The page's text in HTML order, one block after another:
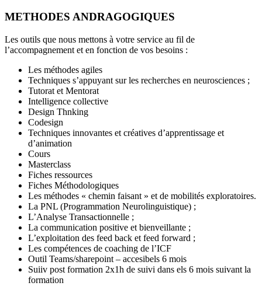
METHODES ANDRAGOGIQUES
Les outils que nous mettons à votre service au fil de
l’accompagnement et en fonction de vos besoins :
Les méthodes agiles
Techniques s’appuyant sur les recherches en neurosciences ;
Tutorat et Mentorat
Intelligence collective
Design Thnking
Codesign
Techniques innovantes et créatives d’apprentissage et
d’animation
Cours
Masterclass
Fiches ressources
Fiches Méthodologiques
Les méthodes « chemin faisant » et de mobilités exploratoires.
La PNL (Programmation Neurolinguistique) ;
L’Analyse Transactionnelle ;
La communication positive et bienveillante ;
L’exploitation des feed back et feed forward ;
Les compétences de coaching de l’ICF
Outil Teams/sharepoint – accesibels 6 mois
Suiiv post formation 2x1h de suivi dans els 6 mois suivant la
formation